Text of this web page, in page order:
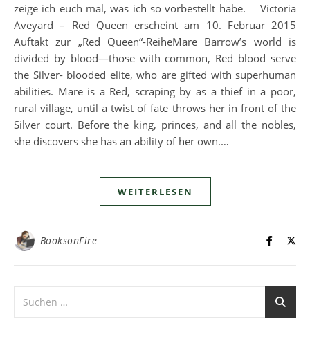
zeige ich euch mal, was ich so vorbestellt habe. Victoria
Aveyard – Red Queen erscheint am 10. Februar 2015
Auftakt zur „Red Queen“-ReiheMare Barrow’s world is
divided by blood—those with common, Red blood serve
the Silver- blooded elite, who are gifted with superhuman
abilities. Mare is a Red, scraping by as a thief in a poor,
rural village, until a twist of fate throws her in front of the
Silver court. Before the king, princes, and all the nobles,
she discovers she has an ability of her own.…
WEITERLESEN
BooksonFire